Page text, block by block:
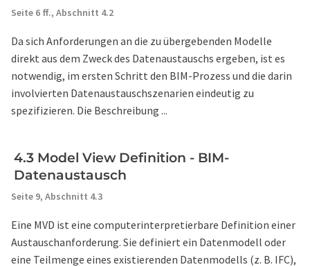
Seite 6 ff., Abschnitt 4.2
Da sich Anforderungen an die zu übergebenden Modelle
direkt aus dem Zweck des Datenaustauschs ergeben, ist es
notwendig, im ersten Schritt den BIM-Prozess und die darin
involvierten Datenaustauschszenarien eindeutig zu
spezifizieren. Die Beschreibung ...
4.3 Model View Definition - BIM-
Datenaustausch
Seite 9, Abschnitt 4.3
Eine MVD ist eine computerinterpretierbare Definition einer
Austauschanforderung. Sie definiert ein Datenmodell oder
eine Teilmenge eines existierenden Datenmodells (z. B. IFC),